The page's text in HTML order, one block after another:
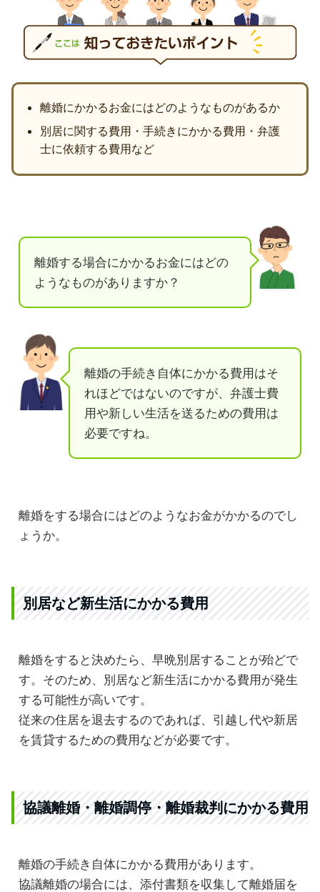
離婚にかかるお金にはどのようなものがあるか
別居に関する費用・手続きにかかる費用・弁護
士に依頼する費用など
離婚する場合にかかるお金にはどの
ようなものがありますか？
離婚の手続き自体にかかる費用はそ
れほどではないのですが、弁護士費
用や新しい生活を送るための費用は
必要ですね。
離婚をする場合にはどのようなお金がかかるのでし
ょうか。
別居など新生活にかかる費用
離婚をすると決めたら、早晩別居することが殆どで
す。そのため、別居など新生活にかかる費用が発生
する可能性が高いです。
従来の住居を退去するのであれば、引越し代や新居
を賃貸するための費用などが必要です。
協議離婚・離婚調停・離婚裁判にかかる費用
離婚の手続き自体にかかる費用があります。
協議離婚の場合には、添付書類を収集して離婚届を